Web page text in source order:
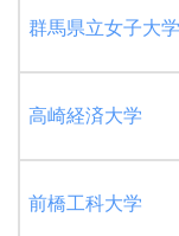
群馬県立女子大学
高崎経済大学
前橋工科大学